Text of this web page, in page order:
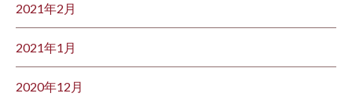
2021年2月
2021年1月
2020年12月